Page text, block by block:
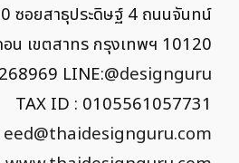
ซอยสาธุประดิษฐ์ 4 ถนนจันทน์
น เขตสาทร กรุงเทพฯ 10120
LINE:@designguru
TAX ID : 0105561057731
eed@thaidesignguru.com